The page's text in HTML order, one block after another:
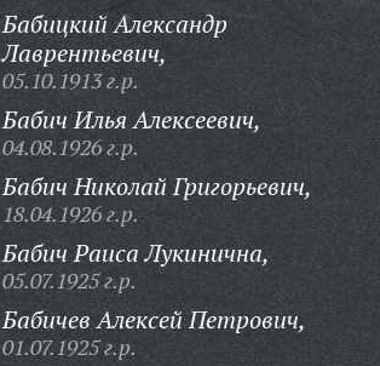
Бабицкий Александр
Лаврентьевич,
05.10.1913 г.р.
Бабич Илья Алексеевич,
04.08.1926 г.р.
Бабич Николай Григорьевич,
18.04.1926 г.р.
Бабич Раиса Лукинична,
05.07.1925 г.р.
Бабичев Алексей Петрович,
01.07.1925 г.р.